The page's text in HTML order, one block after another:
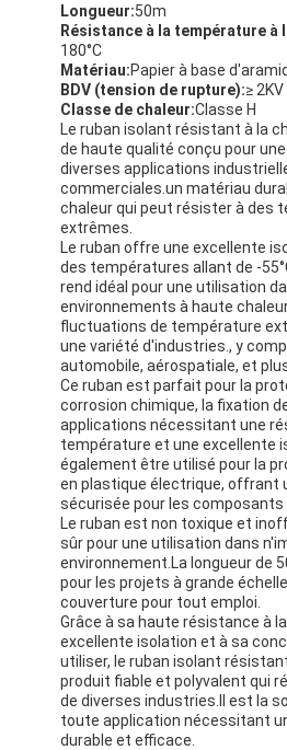
Longueur:50m
Résistance à la température à
180°C
Matériau:Papier à base
BDV (tension de rupture):≥ 2KV
Classe de chaleur:Classe H
Le ruban isolant résistant à la
de haute qualité conçu pour
diverses applications
commerciales.un matériau
chaleur qui peut résister à des
extrêmes.
Le ruban offre une excellente
des températures allant de -
rend idéal pour une utilisation
environnements à haute
fluctuations de température
une variété d'industries., y
automobile, aérospatiale, et
Ce ruban est parfait pour la
corrosion chimique, la fixation
applications nécessitant une
température et une excellente
également être utilisé pour la
en plastique électrique, offrant
sécurisée pour les composants
Le ruban est non toxique et
sûr pour une utilisation dans
environnement.La longueur de
pour les projets à grande
couverture pour tout emploi.
Grâce à sa haute résistance à
excellente isolation et à sa
utiliser, le ruban isolant
produit fiable et polyvalent qui
de diverses industries.Il est la
toute application nécessitant
durable et efficace.